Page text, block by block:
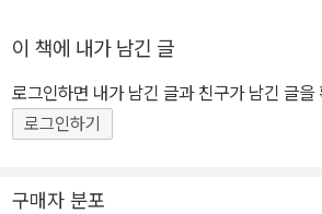
이 책에 내가 남긴 글
로그인하면 내가 남긴 글과 친구가 남긴 글을
로그인하기
구매자 분포